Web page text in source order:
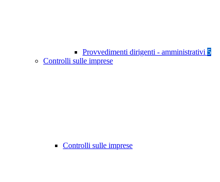
Provvedimenti dirigenti - amministrativi 5
Controlli sulle imprese
Controlli sulle imprese